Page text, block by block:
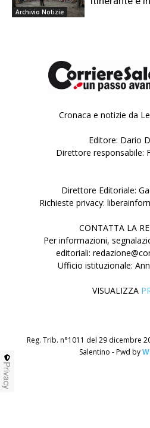
Archivio Notizie
Cronaca e notizie da
Editore: Dario
Direttore responsabile:
Direttore Editoriale:
Richieste privacy:
CONTATTA LA
Per informazioni,
editoriali:
Ufficio istituzionale:
VISUALIZZA
Reg. Trib. n°1011 del 29 dicembre
Salentino - Pwd by
Privacy